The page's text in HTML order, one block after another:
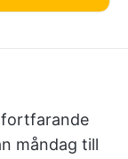
fortfarande
måndag till